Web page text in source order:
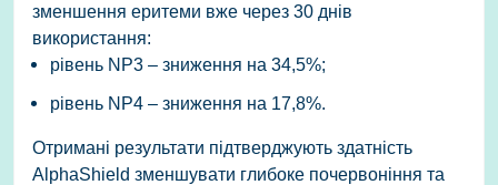
зменшення еритеми вже через 30 днів
використання:
рівень NP3 – зниження на 34,5%;
рівень NP4 – зниження на 17,8%.
Отримані результати підтверджують здатність
AlphaShield зменшувати глибоке почервоніння та